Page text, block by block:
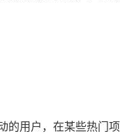
的用户，在某些热门